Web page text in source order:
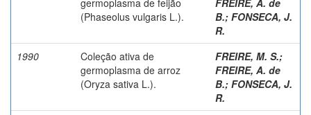
(Phaseolus vulgaris L.).
B.; FONSECA, J.
R.
1990
Coleção ativa de
germoplasma de arroz
(Oryza sativa L.).
FREIRE, M. S.;
FREIRE, A. de
B.; FONSECA, J.
R.